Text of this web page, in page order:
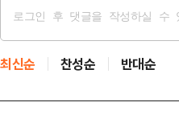
최신순 찬성순 반대순